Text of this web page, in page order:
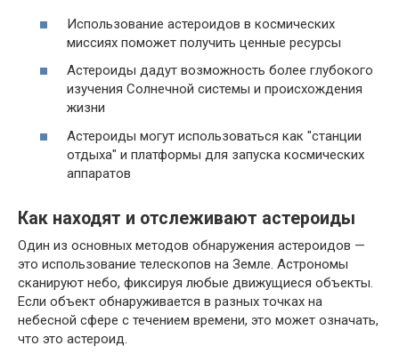
Использование астероидов в космических
миссиях поможет получить ценные ресурсы
Астероиды дадут возможность более глубокого
изучения Солнечной системы и происхождения
жизни
Астероиды могут использоваться как "станции
отдыха" и платформы для запуска космических
аппаратов
Как находят и отслеживают астероиды
Один из основных методов обнаружения астероидов —
это использование телескопов на Земле. Астрономы
сканируют небо, фиксируя любые движущиеся объекты.
Если объект обнаруживается в разных точках на
небесной сфере с течением времени, это может означать,
что это астероид.